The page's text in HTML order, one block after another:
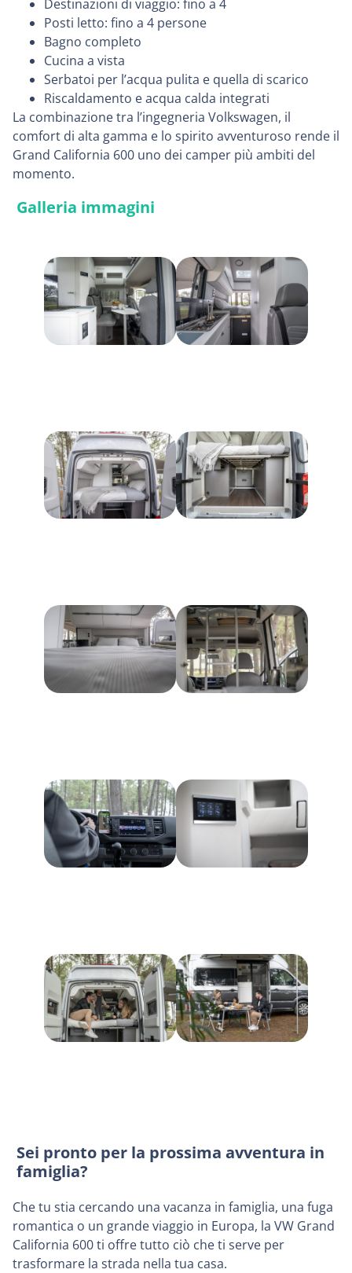
Destinazioni di viaggio: fino a 4
Posti letto: fino a 4 persone
Bagno completo
Cucina a vista
Serbatoi per l’acqua pulita e quella di scarico
Riscaldamento e acqua calda integrati
La combinazione tra l’ingegneria Volkswagen, il
comfort di alta gamma e lo spirito avventuroso rende il
Grand California 600 uno dei camper più ambiti del
momento.
Galleria immagini
Sei pronto per la prossima avventura in
famiglia?
Che tu stia cercando una vacanza in famiglia, una fuga
romantica o un grande viaggio in Europa, la VW Grand
California 600 ti offre tutto ciò che ti serve per
trasformare la strada nella tua casa.